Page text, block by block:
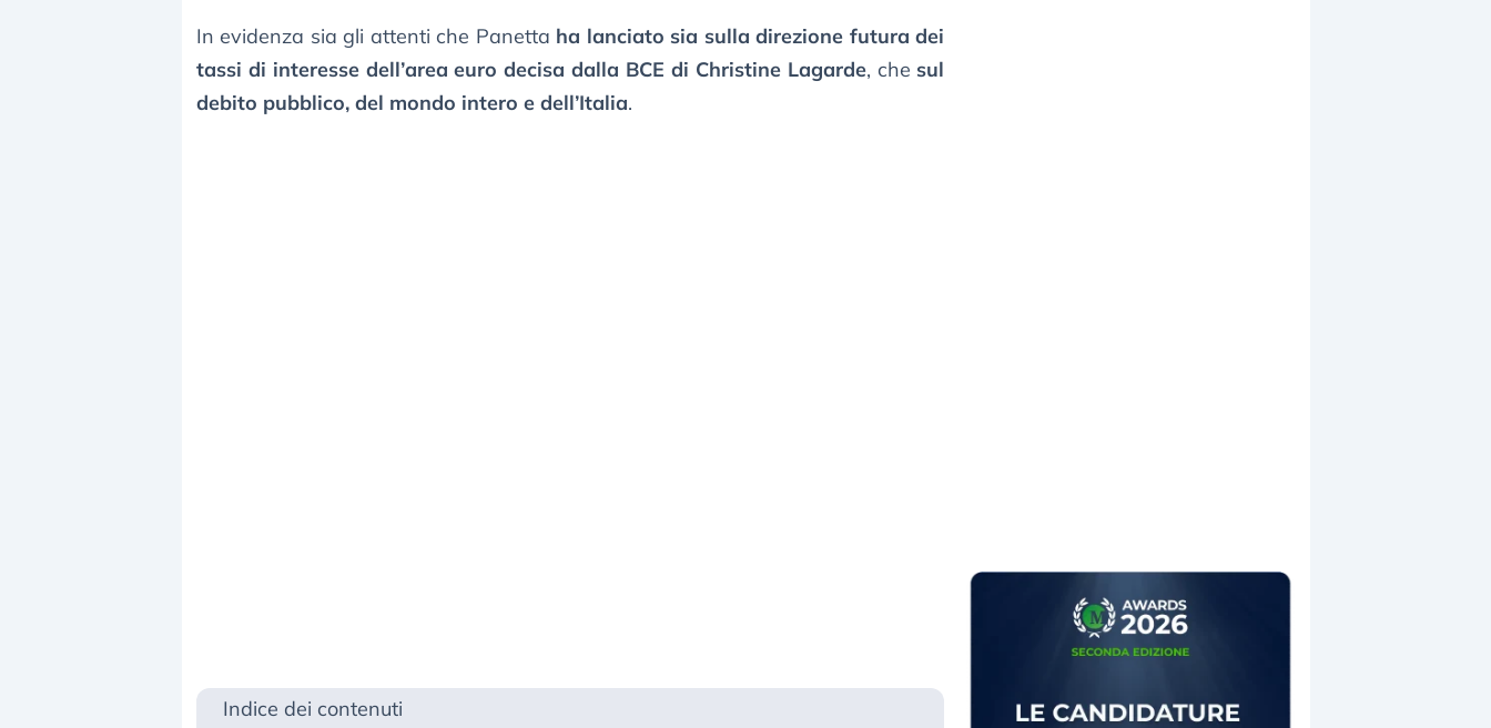
In evidenza sia gli attenti che Panetta ha lanciato sia sulla direzione futura dei
tassi di interesse dell’area euro decisa dalla BCE di Christine Lagarde, che sul
debito pubblico, del mondo intero e dell’Italia.
Indice dei contenuti